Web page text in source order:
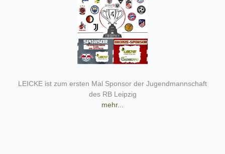
LEICKE ist zum ersten Mal Sponsor der Jugendmannschaft
des RB Leipzig
mehr.